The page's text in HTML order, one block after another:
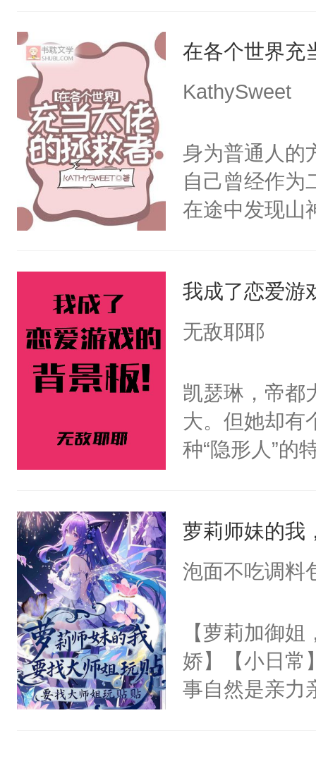
的恋爱脑。丹
爱。”仙帝沉
一气之下将魔
终的选择。2.
家族限制，直
命运的齿轮
那天，有个师
澜却一脸疑
啊。”3.丹霓
反目成仇。丹
根。她的眼中
爱慕沈芸澜看
在各个世界充
KathySweet
身为普通人的
自己曾经作为
在途中发现山
我成了恋爱游
无敌耶耶
凯瑟琳，帝都
大。但她却有
种“隐形人”的
来身处一个恋
道的背景板
飞的爱情故
丽丝，让她远
之手，导致故
心热狐狸×白
萝莉师妹的我
泡面不吃调料
【萝莉加御
娇】【小日常
事自然是亲力